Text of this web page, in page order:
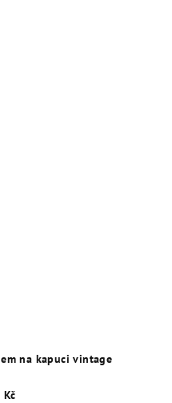
na kapuci vintage